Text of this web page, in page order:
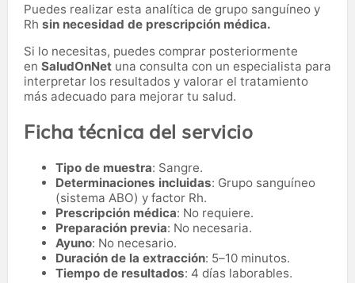
Puedes realizar esta analítica de grupo sanguíneo y
Rh sin necesidad de prescripción médica.
Si lo necesitas, puedes comprar posteriormente
en SaludOnNet una consulta con un especialista para
interpretar los resultados y valorar el tratamiento
más adecuado para mejorar tu salud.
Ficha técnica del servicio
Tipo de muestra: Sangre.
Determinaciones incluidas: Grupo sanguíneo
(sistema ABO) y factor Rh.
Prescripción médica: No requiere.
Preparación previa: No necesaria.
Ayuno: No necesario.
Duración de la extracción: 5–10 minutos.
Tiempo de resultados: 4 días laborables.